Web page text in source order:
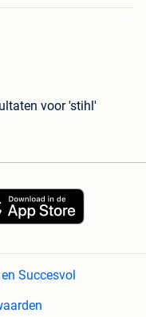
voor 'stihl'
Succesvol